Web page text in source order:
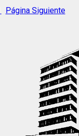
Página Siguiente